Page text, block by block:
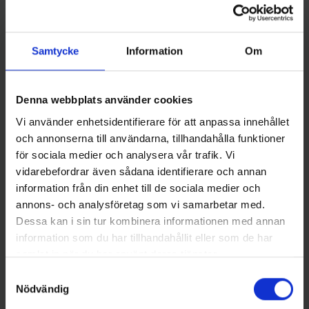
Samtycke Information Om
Denna webbplats använder cookies
Vi använder enhetsidentifierare för att anpassa innehållet
och annonserna till användarna, tillhandahålla funktioner
för sociala medier och analysera vår trafik. Vi
vidarebefordrar även sådana identifierare och annan
information från din enhet till de sociala medier och
annons- och analysföretag som vi samarbetar med.
Dessa kan i sin tur kombinera informationen med annan
information som du har tillhandahållit eller som de har
samlat in när du har använt deras tjänster.
Nödvändig
Laxdrag Sölvkroken Storlaksen
45 gr, Koppar/Röd
89 kr
Skeddrag Sölvkroken
Salamander Allround 16 g, R/C
89 kr
16 andra produkter i samma kategori: